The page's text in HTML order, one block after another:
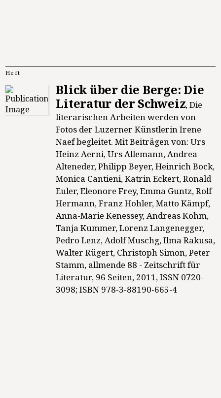
Heft
Blick über die Berge: Die
Literatur der Schweiz,Die
literarischen Arbeiten werden von
Fotos der Luzerner Künstlerin Irene
Naef begleitet. Mit Beiträgen von: Urs
Heinz Aerni, Urs Allemann, Andrea
Alteneder, Philipp Beyer, Heinrich Bock,
Monica Cantieni, Katrin Eckert, Ronald
Euler, Eleonore Frey, Emma Guntz, Rolf
Hermann, Franz Hohler, Matto Kämpf,
Anna-Marie Kenessey, Andreas Kohm,
Tanja Kummer, Lorenz Langenegger,
Pedro Lenz, Adolf Muschg, Ilma Rakusa,
Walter Rügert, Christoph Simon, Peter
Stamm, allmende 88 - Zeitschrift für
Literatur, 96 Seiten, 2011,ISSN 0720-
3098; ISBN 978-3-88190-665-4